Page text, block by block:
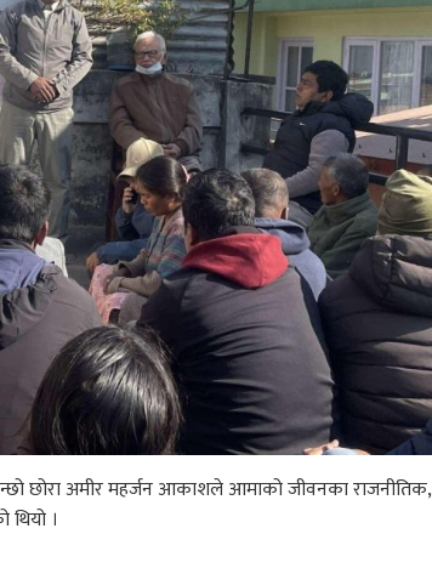
छोरा अमीर महर्जन आकाशले आमाको जीवनका राजनीतिक,
थियो ।